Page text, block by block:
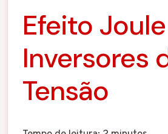
Efeito
Inversores
Tensão